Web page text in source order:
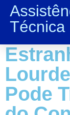
Técnica
Dando
Pode